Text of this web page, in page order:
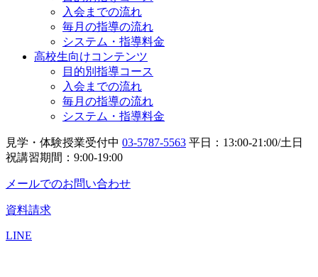
入会までの流れ
毎月の指導の流れ
システム・指導料金
高校生向けコンテンツ
目的別指導コース
入会までの流れ
毎月の指導の流れ
システム・指導料金
見学・体験授業受付中 03-5787-5563 平日：13:00-21:00/土日
祝講習期間：9:00-19:00
メールでのお問い合わせ
資料請求
LINE